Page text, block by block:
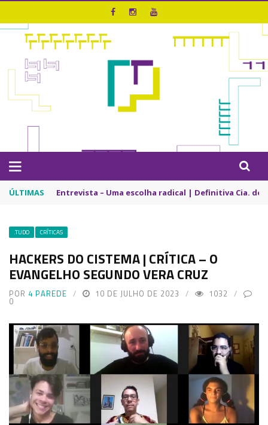
ÚLTIMAS Entrevista – Uma escolha radical | Definitiva Cia. de
.TUDO CRÍTICAS
HACKERS DO CISTEMA | CRÍTICA – O
EVANGELHO SEGUNDO VERA CRUZ
POR 4 PAREDE 10 DE JULHO DE 2023 1032
0